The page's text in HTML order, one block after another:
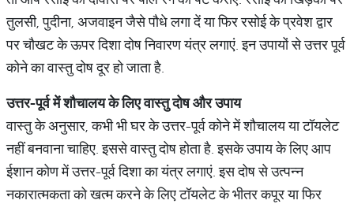
तुलसी, पुदीना, अजवाइन जैसे पौधे लगा दें या फिर रसोई के प्रवेश द्वार
पर चौखट के ऊपर दिशा दोष निवारण यंत्र लगाएं. इन उपायों से उत्तर पूर्व
कोने का वास्तु दोष दूर हो जाता है.
उत्तर-पूर्वमेंशौचालय के लिए वास्तुदोष औरउपाय
वास्तु के अनुसार, कभी भी घर के उत्तर-पूर्व कोने में शौचालय या टॉयलेट
नहीं बनवाना चाहिए. इससे वास्तु दोष होता है. इसके उपाय के लिए आप
ईशान कोण में उत्तर-पूर्व दिशा का यंत्र लगाएं. इस दोष से उत्पन्न
नकारात्मकता को खत्म करने के लिए टॉयलेट के भीतर कपूर या फिर